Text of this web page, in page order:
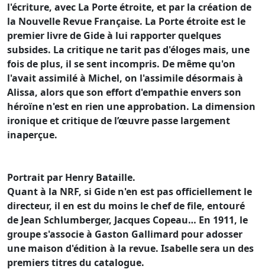
l'écriture, avec La Porte étroite, et par la création de
la Nouvelle Revue Française. La Porte étroite est le
premier livre de Gide à lui rapporter quelques
subsides. La critique ne tarit pas d'éloges mais, une
fois de plus, il se sent incompris. De même qu'on
l'avait assimilé à Michel, on l'assimile désormais à
Alissa, alors que son effort d'empathie envers son
héroïne n'est en rien une approbation. La dimension
ironique et critique de l’œuvre passe largement
inaperçue.
Portrait par Henry Bataille.
Quant à la NRF, si Gide n'en est pas officiellement le
directeur, il en est du moins le chef de file, entouré
de Jean Schlumberger, Jacques Copeau… En 1911, le
groupe s'associe à Gaston Gallimard pour adosser
une maison d'édition à la revue. Isabelle sera un des
premiers titres du catalogue.